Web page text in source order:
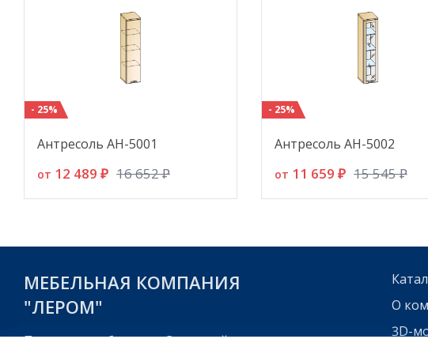
- 25%
Антресоль АН-5001
от 12 489 ₽ 16 652 ₽
- 25%
Антресоль АН-5002
от 11 659 ₽ 15 545 ₽
МЕБЕЛЬНАЯ КОМПАНИЯ
"ЛЕРОМ"
Пензенская область, г. Заречный,
О
3D-